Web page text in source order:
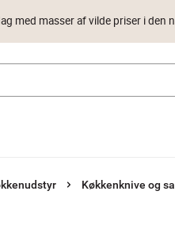
år Prismatch
med masser af vilde priser i den
Køkkenknive og